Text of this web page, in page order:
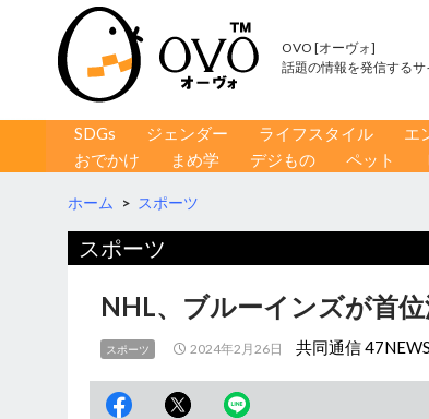
OVO [オーヴォ]
話題の情報を発信するサ
コンテンツへ移動
SDGs ジェンダー ライフスタイル エ
おでかけ
まめ学 デジもの ペット
ホーム > スポーツ
スポーツ
NHL、ブルーインズが首
スポーツ 2024年2月26日 共同通信 47NEWS